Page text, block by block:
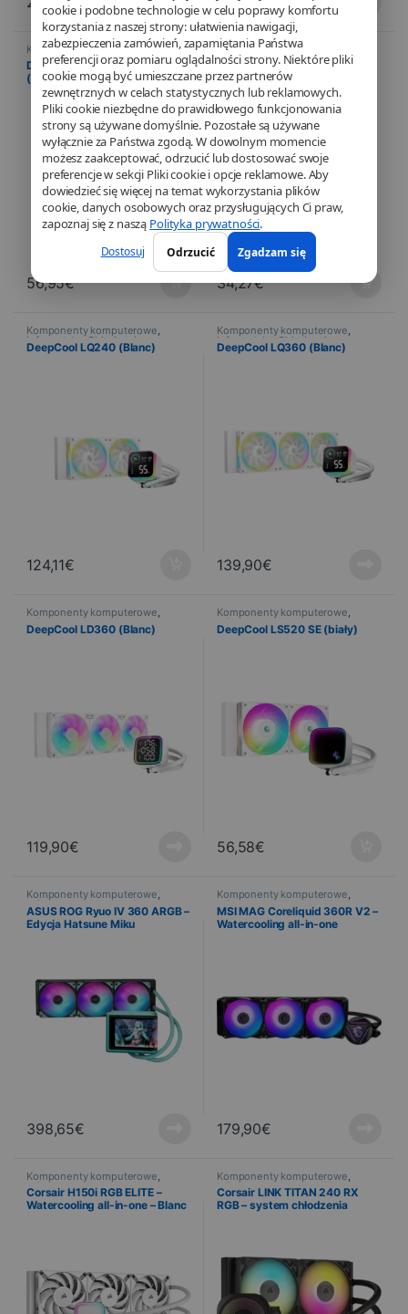
cookie i podobne technologie w celu poprawy komfortu
korzystania z naszej strony: ułatwienia nawigacji,
zabezpieczenia zamówień, zapamiętania Państwa
preferencji oraz pomiaru oglądalności strony. Niektóre pliki
cookie mogą być umieszczane przez partnerów
zewnętrznych w celach statystycznych lub reklamowych.
Pliki cookie niezbędne do prawidłowego funkcjonowania
strony są używane domyślnie. Pozostałe są używane
wyłącznie za Państwa zgodą. W dowolnym momencie
możesz zaakceptować, odrzucić lub dostosować swoje
preferencje w sekcji Pliki cookie i opcje reklamowe. Aby
dowiedzieć się więcej na temat wykorzystania plików
cookie, danych osobowych oraz przysługujących Ci praw,
zapoznaj się z naszą Polityka prywatności.
Dostosuj Odrzucić Zgadzam się
Komponenty komputerowe,
Informatyka,Chłodzenie
DeepCool AK620 DIGITAL
(biały)
56,95€
Komponenty komputerowe
Informatyka,Chłodzenie
DeepCool AK400 DIGITAL
(Blanc)
34,27€
Komponenty komputerowe,
Informatyka, Chłodzenie
DeepCool LQ240 (Blanc)
124,11€
Komponenty komputerowe,
Informatyka, Chłodzenie
DeepCool LQ360 (Blanc)
139,90€
Komponenty komputerowe,
Informatyka,Chłodzenie
DeepCool LD360 (Blanc)
119,90€
Komponenty komputerowe,
Informatyka, Chłodzenie
DeepCool LS520 SE (biały)
56,58€
Komponenty komputerowe,
Informatyka ,Chłodzenie
ASUS ROG Ryuo IV 360 ARGB –
Edycja Hatsune Miku
398,65€
Komponenty komputerowe,
Informatyka, Chłodzenie
MSI MAG Coreliquid 360R V2 –
Watercooling all-in-one
179,90€
Komponenty komputerowe
Informatyka,Chłodzenie
Corsair H150i RGB ELITE –
Watercooling all-in-one – Blanc
Komponenty komputerowe
Informatyka,Chłodzenie
Corsair LINK TITAN 240 RX
RGB – system chłodzenia